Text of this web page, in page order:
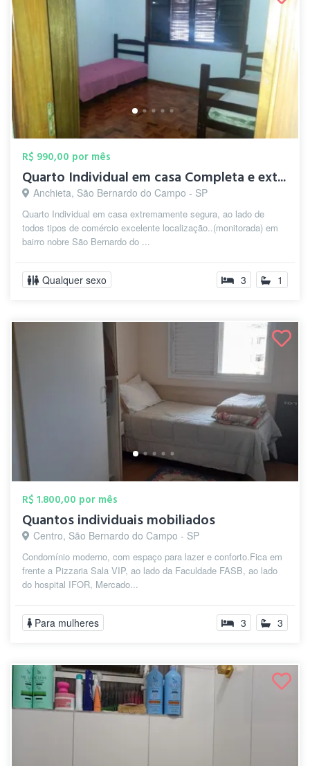
R$ 990,00 por mês
Quarto Individual em casa Completa e ext...
Anchieta, São Bernardo do Campo - SP
Quarto Individual em casa extremamente segura, ao lado de
todos tipos de comércio excelente localização..(monitorada) em
bairro nobre São Bernardo do ...
Qualquer sexo 3 1
R$ 1.800,00 por mês
Quantos individuais mobiliados
Centro, São Bernardo do Campo - SP
Condomínio moderno, com espaço para lazer e conforto.Fica em
frente a Pizzaria Sala VIP, ao lado da Faculdade FASB, ao lado
do hospital IFOR, Mercado...
Para mulheres 3 3